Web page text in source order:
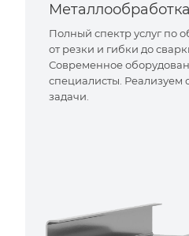
Металлообработка
Полный спектр услуг по
от резки и гибки до
Современное
специалисты. Реализуем
задачи.